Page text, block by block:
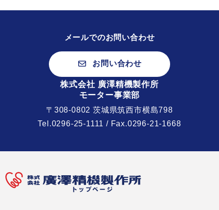
メールでのお問い合わせ
お問い合わせ
株式会社 廣澤精機製作所
モーター事業部
〒308-0802 茨城県筑西市横島798
Tel.0296-25-1111 / Fax.0296-21-1668